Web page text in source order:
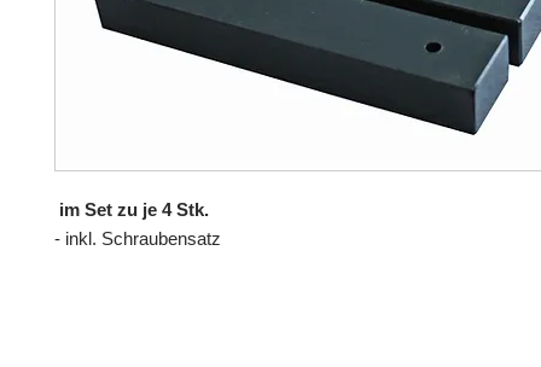
im Set zu je 4 Stk.
- inkl. Schraubensatz